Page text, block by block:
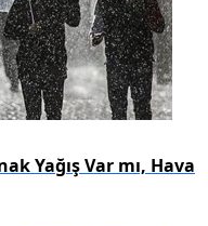
Yağış Var mı, Hava